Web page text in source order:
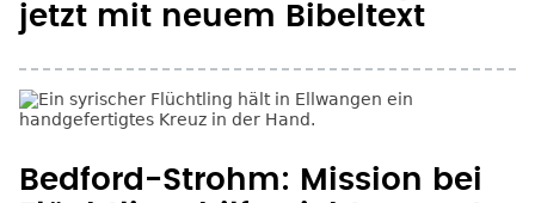
jetzt mit neuem Bibeltext
Bedford-Strohm: Mission bei
Stelle